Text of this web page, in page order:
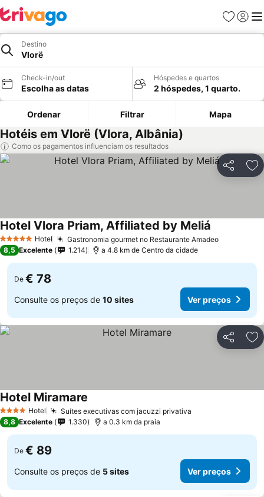
Favoritos
Iniciar
Destino
Vlorë
Check-in/out
Escolha as datas
Hóspedes e quartos
2 hóspedes, 1 quarto.
Ordenar Filtrar Mapa
Hotéis em Vlorë (Vlora, Albânia)
Como os pagamentos influenciam os resultados
Partilhar
5 Estrelas Hotel Gastronomia gourmet no Restaurante AmadeoVer
Hotel Vlora Priam, Affiliated by Meliá
8,5 Excelente 1.214 a 4.8 km de Centro da cidade
De € 78
Consulte os preços de 10 sites Ver preços
Partilhar
4 EstrelasHotel Suítes executivas com jacuzzi privativa
Hotel Miramare
8,8 Excelente 1.330 a 0.3 km da praia
De € 89
Consulte os preços de 5 sites Ver preços